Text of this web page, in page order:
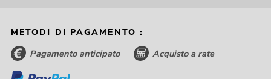
METODI DI PAGAMENTO :
Pagamento anticipato Acquisto a rate